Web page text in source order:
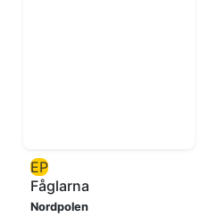
EP
Fåglarna
Nordpolen